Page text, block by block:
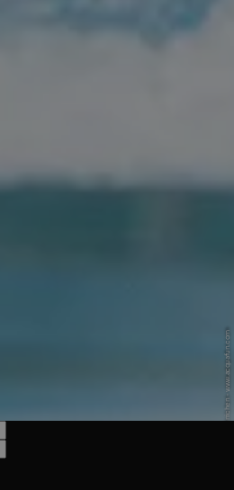
© Acquafun Innichen - www.acquafun.com